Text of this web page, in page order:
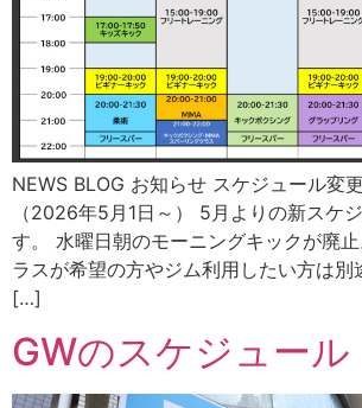
NEWS BLOG お知らせ スケジュール変
（2026年5月1日～） 5月よりの新スケ
す。 水曜日朝のモーニングキックが廃
ラスが希望の方やジム利用したい方は別
[…]
GWのスケジュール